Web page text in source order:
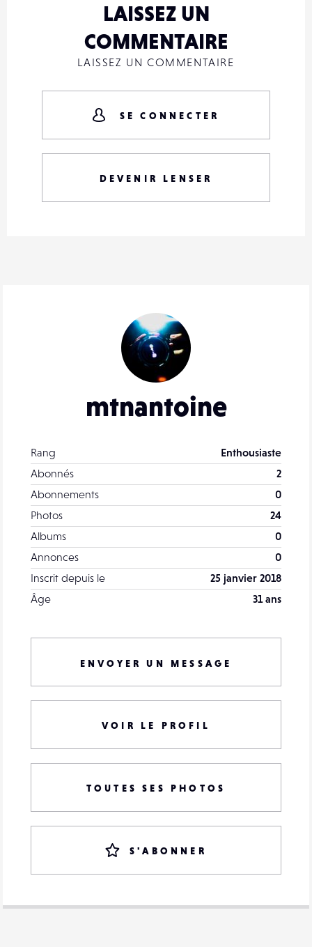
mtnantoine
Rang
Enthousiaste
Abonnés
2
Abonnements
0
Photos
24
Albums
0
Annonces
0
Inscrit depuis le
25 janvier 2018
Âge
31 ans
ENVOYER UN MESSAGE
VOIR LE PROFIL
TOUTES SES PHOTOS
S'ABONNER
LAISSEZ UN
COMMENTAIRE
LAISSEZ UN COMMENTAIRE
SE CONNECTER
DEVENIR LENSER